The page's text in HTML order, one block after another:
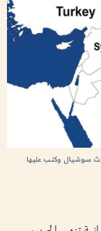
سوشيال وكتب عليها